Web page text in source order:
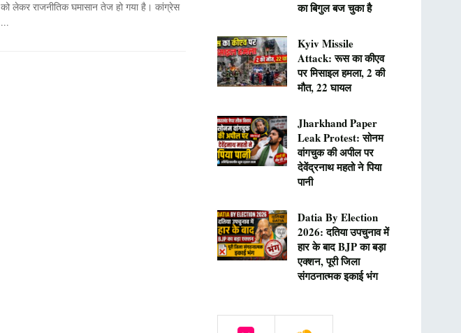
को लेकर राजनीतिक घमासान तेज हो गया है। कांग्रेस
...
का बिगुल बज चुका है
Kyiv Missile
Attack: रूस का कीएव
पर मिसाइल हमला, 2 की
मौत, 22 घायल
Jharkhand Paper
Leak Protest: सोनम
वांगचुक की अपील पर
देवेंद्रनाथ महतो ने पिया
पानी
Datia By Election
2026: दतिया उपचुनाव में
हार के बाद BJP का बड़ा
एक्शन, पूरी जिला
संगठनात्मक इकाई भंग